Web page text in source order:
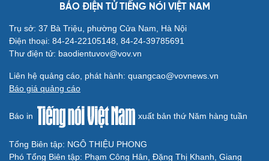
BÁO ĐIỆN TỬ TIẾNG NÓI VIỆT NAM
Trụ sở: 37 Bà Triệu, phường Cửa Nam, Hà Nội
Điện thoại: 84-24-22105148, 84-24-39785691
Thư điện tử: baodientuvov@vov.vn
Liên hệ quảng cáo, phát hành: quangcao@vovnews.vn
Báo giá quảng cáo
Báo in xuất bản thứ Năm hàng tuần
Tổng Biên tập: NGÔ THIỆU PHONG
Phó Tổng Biên tập: Phạm Công Hân, Đặng Thị Khanh, Giang